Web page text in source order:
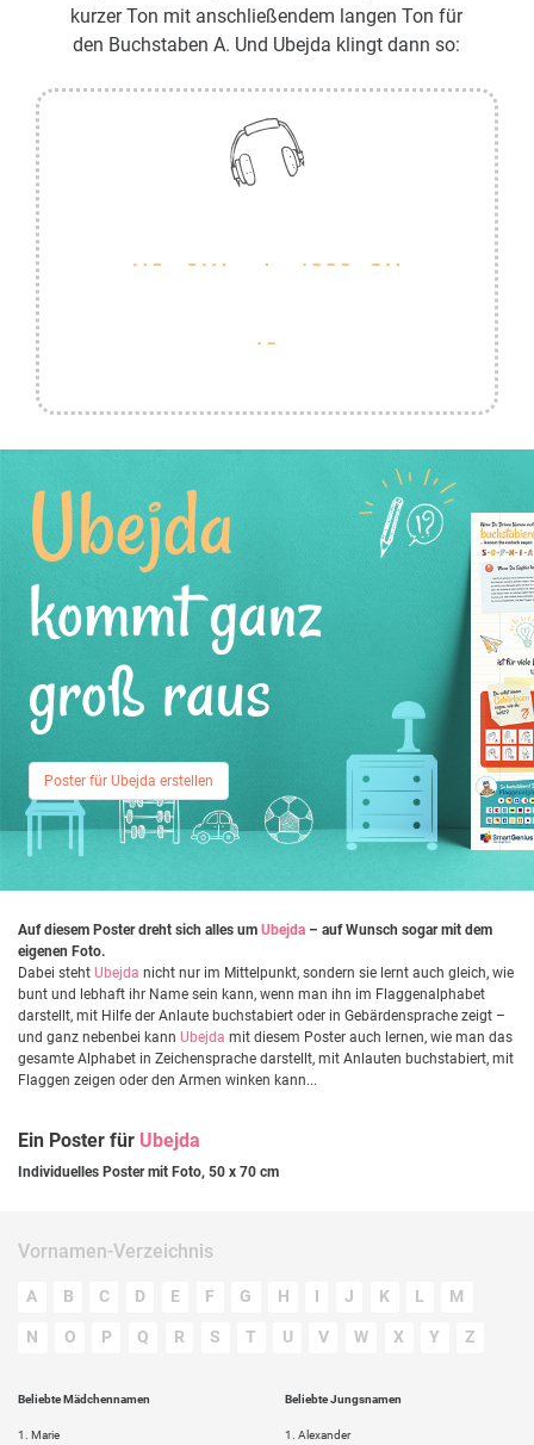
kurzer Ton mit anschließendem langen Ton für
den Buchstaben A. Und Ubejda klingt dann so:
Ubejda
kommt ganz
groß raus
Poster für Ubejda erstellen
Auf diesem Poster dreht sich alles um Ubejda – auf Wunsch sogar mit dem
eigenen Foto.
Dabei steht Ubejda nicht nur im Mittelpunkt, sondern sie lernt auch gleich, wie
bunt und lebhaft ihr Name sein kann, wenn man ihn im Flaggenalphabet
darstellt, mit Hilfe der Anlaute buchstabiert oder in Gebärdensprache zeigt –
und ganz nebenbei kann Ubejda mit diesem Poster auch lernen, wie man das
gesamte Alphabet in Zeichensprache darstellt, mit Anlauten buchstabiert, mit
Flaggen zeigen oder den Armen winken kann...
Ein Poster für Ubejda
Individuelles Poster mit Foto, 50 x 70 cm
Vornamen-Verzeichnis
A B C D E F G H I J K L M
N O P Q R S T U V W X Y Z
Beliebte Mädchennamen
1.
Marie
Beliebte Jungsnamen
1.
Alexander